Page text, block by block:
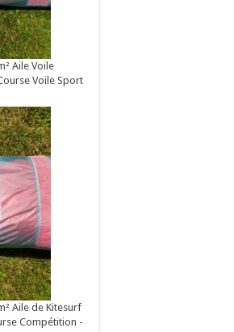
Aile Voile
Voile Sport
Aile de Kitesurf
Compétition -